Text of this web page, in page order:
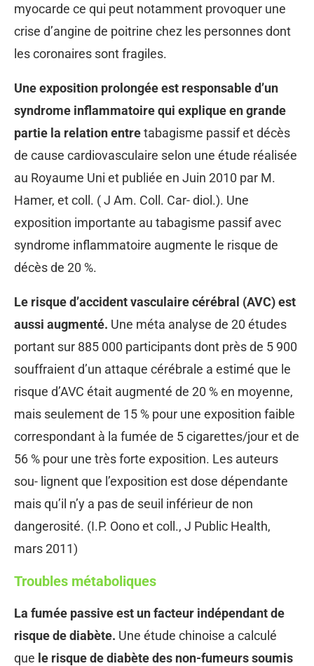
myocarde ce qui peut notamment provoquer une
crise d’angine de poitrine chez les personnes dont
les coronaires sont fragiles.
Une exposition prolongée est responsable d’un
syndrome inflammatoire qui explique en grande
partie la relation entretabagisme passif et décès
de cause cardiovasculaire selon une étude réalisée
au Royaume Uni et publiée en Juin 2010 par M.
Hamer, et coll. ( J Am. Coll. Car- diol.). Une
exposition importante au tabagisme passif avec
syndrome inflammatoire augmente le risque de
décès de 20 %.
Le risque d’accident vasculaire cérébral (AVC) est
aussi augmenté. Une méta analyse de 20 études
portant sur 885 000 participants dont près de 5 900
souffraient d’un attaque cérébrale a estimé que le
risque d’AVC était augmenté de 20 % en moyenne,
mais seulement de 15 % pour une exposition faible
correspondant à la fumée de 5 cigarettes/jour et de
56 % pour une très forte exposition. Les auteurs
sou- lignent que l’exposition est dose dépendante
mais qu’il n’y a pas de seuil inférieur de non
dangerosité. (I.P. Oono et coll., J Public Health,
mars 2011)
Troubles métaboliques
La fumée passive est un facteur indépendant de
risque de diabète. Une étude chinoise a calculé
que le risque de diabète des non-fumeurs soumis